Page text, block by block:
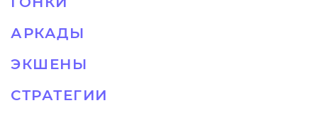
АРКАДЫ
ЭКШЕНЫ
СТРАТЕГИИ